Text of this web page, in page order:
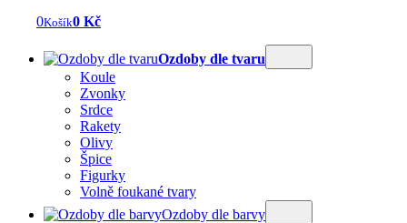
0Košík0 Kč
Ozdoby dle tvaru
Koule
Zvonky
Srdce
Rakety
Olivy
Špice
Figurky
Volně foukané tvary
Ozdoby dle barvy